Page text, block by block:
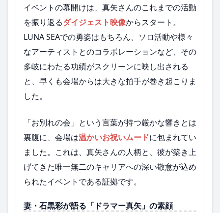
イベントの幕開けは、真矢さんのこれまでの活動
を振り返るダイジェスト映像からスタート。
LUNA SEAでの勇姿はもちろん、ソロ活動や様々
なアーティストとのコラボレーションなど、その
多岐にわたる功績がスクリーンに映し出される
と、早くも会場からは大きな拍手が巻き起こりま
した。
「お別れの会」という言葉が持つ厳かな響きとは
裏腹に、会場は温かいお祝いムードに包まれてい
ました。これは、真矢さんの人柄と、彼が築き上
げてきた唯一無二のキャリアへの深い敬意が込め
られたイベントである証拠です。
妻・石黒彩が語る「ドラマー真矢」の素顔